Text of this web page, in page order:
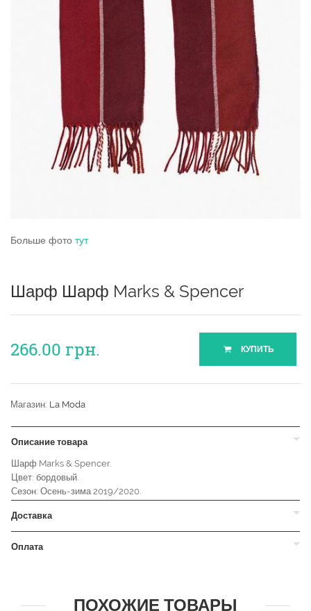
Больше фото тут
Шарф Шарф Marks & Spencer
266.00 грн. КУПИТЬ
Магазин: La Moda
Описание товара
Шарф Marks & Spencer.
Цвет: бордовый.
Сезон: Осень-зима 2019/2020.
Доставка
Оплата
ПОХОЖИЕ ТОВАРЫ